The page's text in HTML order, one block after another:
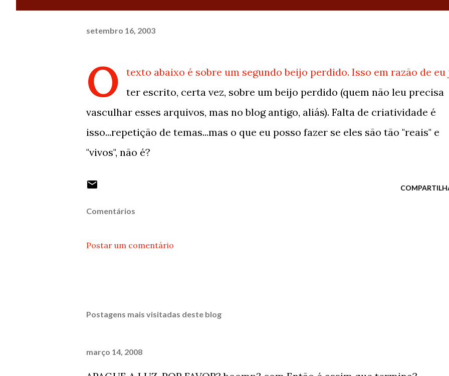
setembro 16, 2003
O
texto abaixo é sobre um segundo beijo perdido. Isso em razão de eu
ter escrito, certa vez, sobre um beijo perdido (quem não leu precisa
vasculhar esses arquivos, mas no blog antigo, aliás). Falta de criatividade é
isso...repetição de temas...mas o que eu posso fazer se eles são tão "reais" e
"vivos", não é?
Comentários
Postar um comentário
Postagens mais visitadas deste blog
março 14, 2008